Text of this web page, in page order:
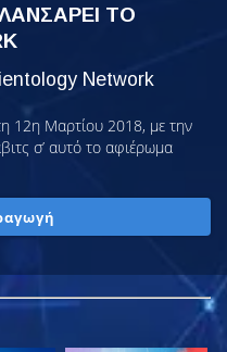
ΤΟ
Network
12η Μαρτίου 2018, με την
σ’ αυτό το αφιέρωμα